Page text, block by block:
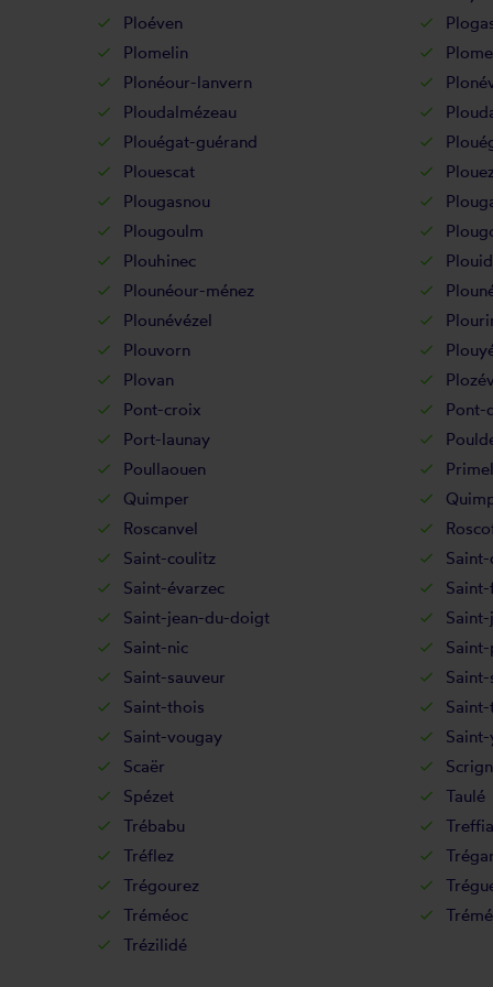
Ploéven
Plomelin
Plonéour-lanvern
Ploudalmézeau
Plouégat-guérand
Plouescat
Plougasnou
Plougoulm
Plouhinec
Plounéour-ménez
Plounévézel
Plouvorn
Plovan
Pont-croix
Pont-
Port-launay
Poullaouen
Quimper
Roscanvel
Saint-coulitz
Saint-évarzec
Saint-jean-du-doigt
Saint-nic
Saint-sauveur
Saint-thois
Saint-vougay
Scaër
Spézet
Taulé
Trébabu
Tréflez
Trégourez
Tréméoc
Trézilidé